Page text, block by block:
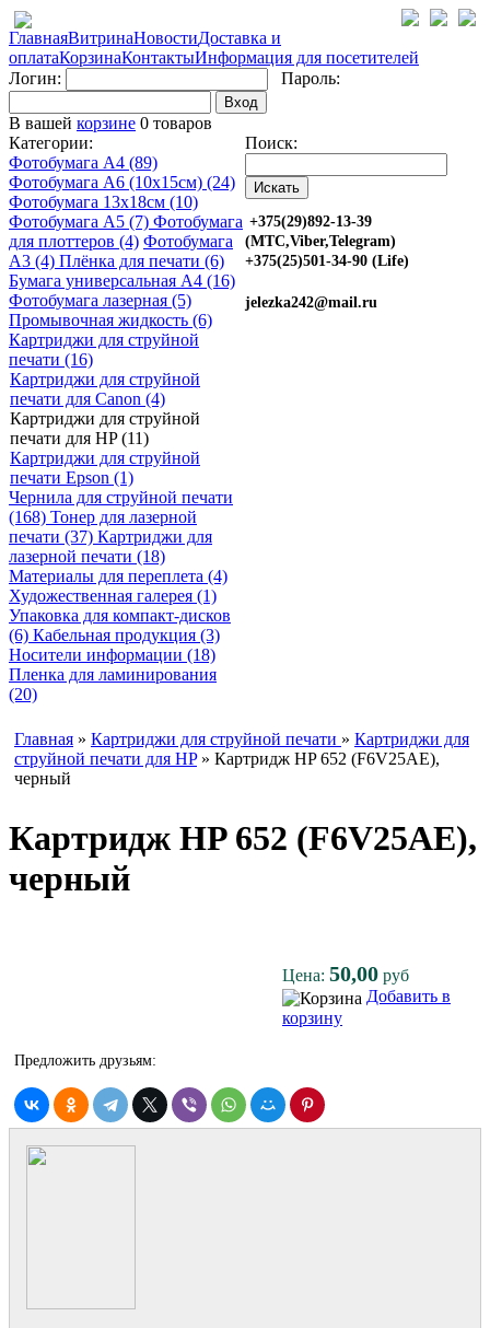
ГлавнаяВитринаНовостиДоставка и
оплатаКорзинаКонтактыИнформация для посетителей
Логин:
Пароль:
Вход
В вашей корзине 0 товаров
Категории:
Фотобумага A4 (89)
Фотобумага A6 (10х15см) (24)
Фотобумага 13х18см (10)
Фотобумага A5 (7) Фотобумага
для плоттеров (4) Фотобумага
A3 (4) Плёнка для печати (6)
Бумага универсальная A4 (16)
Фотобумага лазерная (5)
Промывочная жидкость (6)
Картриджи для струйной
печати (16)
Картриджи для струйной
печати для Canon (4)
Картриджи для струйной
печати для HP (11)
Картриджи для струйной
печати Epson (1)
Чернила для струйной печати
(168) Тонер для лазерной
печати (37) Картриджи для
лазерной печати (18)
Материалы для переплета (4)
Художественная галерея (1)
Упаковка для компакт-дисков
(6) Кабельная продукция (3)
Носители информации (18)
Пленка для ламинирования
(20)
Поиск:
+375(29)892-13-39
(МТС,Viber,Telegram)
+375(25)501-34-90 (Life)
jelezka242@mail.ru
Главная » Картриджи для струйной печати » Картриджи для
струйной печати для HP» Картридж HP 652 (F6V25AE),
черный
Картридж HP 652 (F6V25AE),
черный
Цена: 50,00 руб
Добавить в
корзину
Предложить друзьям: